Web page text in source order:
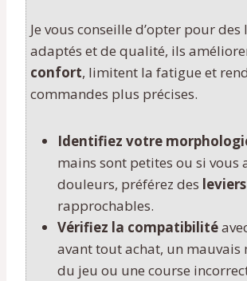
Je vous conseille d’opter pour des
adaptés et de qualité, ils
confort, limitent la fatigue et
commandes plus précises.
Identifiez votre
mains sont petites ou si vous
douleurs, préférez des
rapprochables.
Vérifiez la compatibilité
avant tout achat, un mauvais
du jeu ou une course